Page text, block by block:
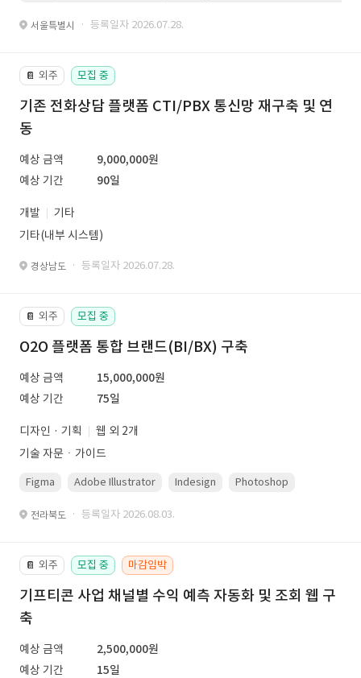
서울특별시 · 등록일자 2026.07.28.
📔 외주 모집 중
기존 전화상담 플랫폼 CTI/PBX 통신망 재구축 및 연
동
예상 금액
9,000,000원
예상 기간
90일
개발
기타
기타(내부 시스템)
경상남도 · 등록일자 2026.07.28.
📔 외주 모집 중
O2O 플랫폼 통합 브랜드(BI/BX) 구축
예상 금액
15,000,000원
예상 기간
75일
디자인 · 기획
웹 외 2개
기술 자문ㆍ가이드
Figma Adobe Illustrator Indesign Photoshop
전라북도 · 등록일자 2026.08.03.
📔 외주 모집 중 마감임박
기프티콘 사업 채널별 수익 예측 자동화 및 조회 웹 구
축
예상 금액
2,500,000원
예상 기간
15일